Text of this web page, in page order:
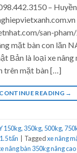
– Huyền
san-
mặt bàn con lăn
Bản là loại xe
trên mặt bàn […]
CONTINUE READING →
150kg, 350kg, 500kg,
tấn | Taggedxe nâng
nâng bàn 350kg nâng